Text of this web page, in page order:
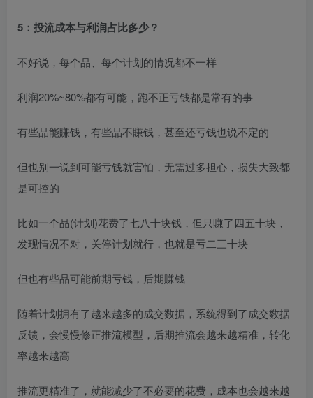
5：投流成本与利润占比多少？
不好说，每个品、每个计划的情况都不一样
利润20%~80%都有可能，跑不正亏钱都是常有的事
有些品能賺钱，有些品不賺钱，甚至还亏钱也说不定的
但也别一说到可能亏钱就害怕，无需过多担心，损失大致都
是可控的
比如一个品(计划)花费了七八十块钱，但只賺了四五十块，
发现情况不对，关停计划就行，也就是亏二三十块
但也有些品可能前期亏钱，后期賺钱
随着计划拥有了越来越多的成交数据，系统得到了成交数据
反馈，会慢慢修正推流模型，后期推流会越来越精准，转化
率越来越高
推流更精准了，就能减少了不必要的花费，成本也会越来越